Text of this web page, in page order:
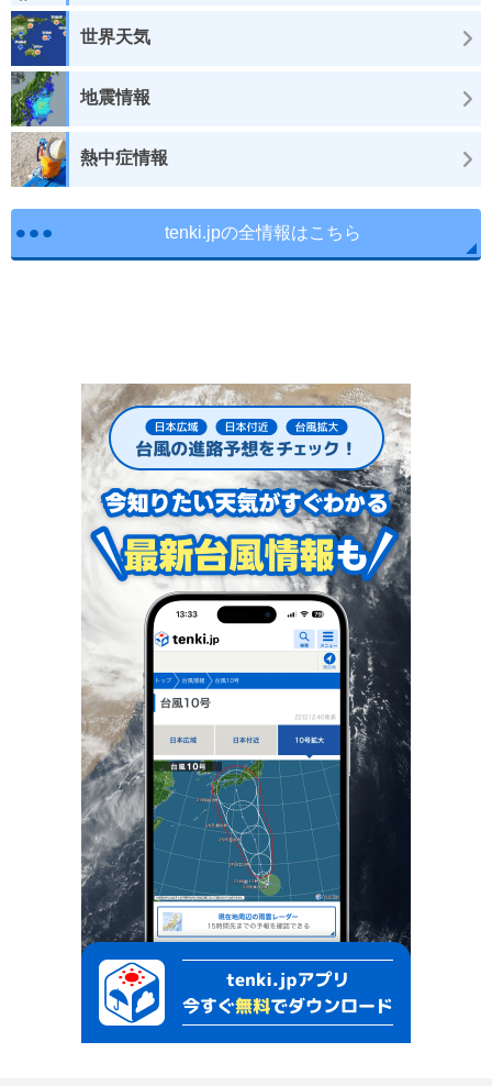
世界天気
地震情報
熱中症情報
tenki.jpの全情報はこちら